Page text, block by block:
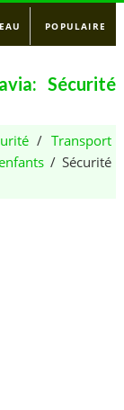
POPULAIRE
Sécurité
/Transport
/ Sécurité